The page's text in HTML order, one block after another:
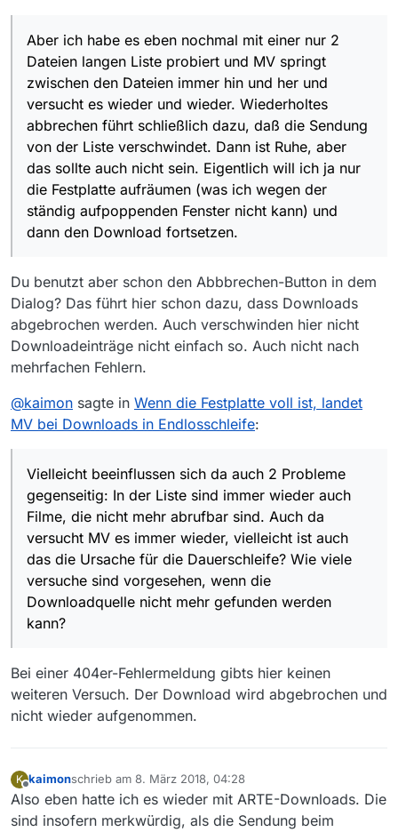
wieder. Wiederholtes abbrechen führt schließlich dazu,
daß die Sendung von der Liste verschwindet. Dann ist
Ruhe, aber das sollte auch nicht sein. Eigentlich will ich
ja nur die Festplatte aufräumen (was ich wegen der
ständig aufpoppenden Fenster nicht kann) und dann
den Download fortsetzen.
Option “alle stoppen” erreichbar wäre.
Aber ich habe es eben nochmal mit einer nur 2
Dateien langen Liste probiert und MV springt
zwischen den Dateien immer hin und her und
versucht es wieder und wieder. Wiederholtes
abbrechen führt schließlich dazu, daß die Sendung
von der Liste verschwindet. Dann ist Ruhe, aber
das sollte auch nicht sein. Eigentlich will ich ja nur
die Festplatte aufräumen (was ich wegen der
ständig aufpoppenden Fenster nicht kann) und
dann den Download fortsetzen.
Du benutzt aber schon den Abbbrechen-Button in dem
Dialog? Das führt hier schon dazu, dass Downloads
abgebrochen werden. Auch verschwinden hier nicht
Downloadeinträge nicht einfach so. Auch nicht nach
mehrfachen Fehlern.
@kaimon sagte in Wenn die Festplatte voll ist, landet
MV bei Downloads in Endlosschleife:
Vielleicht beeinflussen sich da auch 2 Probleme
gegenseitig: In der Liste sind immer wieder auch
Filme, die nicht mehr abrufbar sind. Auch da
versucht MV es immer wieder, vielleicht ist auch
das die Ursache für die Dauerschleife? Wie viele
versuche sind vorgesehen, wenn die
Downloadquelle nicht mehr gefunden werden
kann?
Bei einer 404er-Fehlermeldung gibts hier keinen
weiteren Versuch. Der Download wird abgebrochen und
nicht wieder aufgenommen.
K
Offline
kaimonschrieb am 8. März 2018, 04:28
zuletzt editiert von
Also eben hatte ich es wieder mit ARTE-Downloads. Die
sind insofern merkwürdig, als die Sendung beim